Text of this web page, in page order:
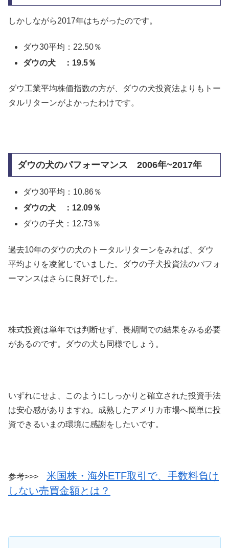
しかしながら2017年はちがったのです。
ダウ30平均：22.50％
ダウの犬 ：19.5％
ダウ工業平均株価指数の方が、ダウの犬投資法よりもトー
タルリターンがよかったわけです。
ダウの犬のパフォーマンス 2006年~2017年
ダウ30平均：10.86％
ダウの犬 ：12.09％
ダウの子犬：12.73％
過去10年のダウの犬のトータルリターンをみれば、ダウ
平均よりを凌駕していました。ダウの子犬投資法のパフォ
ーマンスはさらに良好でした。
株式投資は単年では判断せず、長期間での結果をみる必要
があるのです。ダウの犬も同様でしょう。
いずれにせよ、このようにしっかりと確立された投資手法
は安心感がありますね。成熟したアメリカ市場へ簡単に投
資できるいまの環境に感謝をしたいです。
参考>>>
米国株・海外ETF取引で、手数料負け
しない売買金額とは？